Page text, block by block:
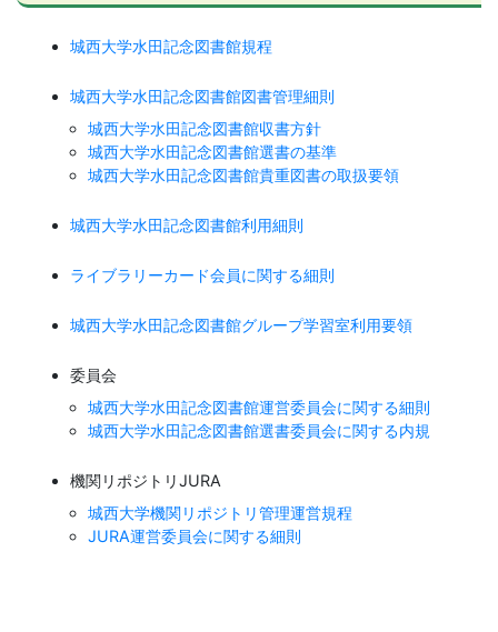
城西大学水田記念図書館規程
城西大学水田記念図書館図書管理細則
城西大学水田記念図書館収書方針
城西大学水田記念図書館選書の基準
城西大学水田記念図書館貴重図書の取扱要領
城西大学水田記念図書館利用細則
ライブラリーカード会員に関する細則
城西大学水田記念図書館グループ学習室利用要領
委員会
城西大学水田記念図書館運営委員会に関する細則
城西大学水田記念図書館選書委員会に関する内規
機関リポジトリJURA
城西大学機関リポジトリ管理運営規程
JURA運営委員会に関する細則